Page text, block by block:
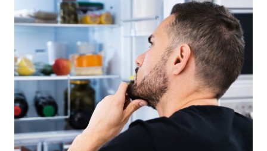
delicioso e muito apreciado por churrasqueiros
experientes e também por quem adora ficar perto da
churrasqueira só para comer rsrs. Preparar a Linguiça
Toscana na Airfryer é uma ótima opção para quem busca
mais praticidade e menos sujeira